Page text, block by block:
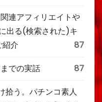
連アフィリエイトや
出る(検索された)キ
介
87
での実話 87
拾う。パチンコ素人